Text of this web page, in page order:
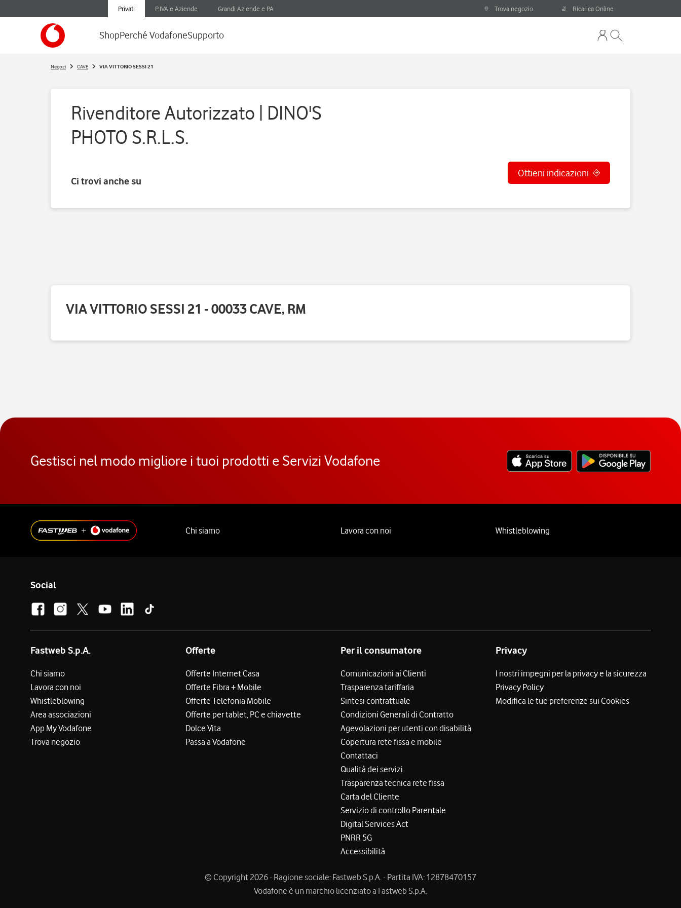
Privati P.IVA e Aziende Grandi Aziende e PA Trova negozio Ricarica Online
ShopPerché VodafoneSupporto
Negozi CAVE VIA VITTORIO SESSI 21
Rivenditore Autorizzato | DINO'S
PHOTO S.R.L.S.
Ci trovi anche su
Ottieni indicazioni
VIA VITTORIO SESSI 21 - 00033 CAVE, RM
Gestisci nel modo migliore i tuoi prodotti e Servizi Vodafone
Chi siamo Lavora con noi Whistleblowing
Social
Fastweb S.p.A.
Chi siamo
Lavora con noi
Whistleblowing
Area associazioni
App My Vodafone
Trova negozio
Offerte
Offerte Internet Casa
Offerte Fibra + Mobile
Offerte Telefonia Mobile
Offerte per tablet, PC e chiavette
Dolce Vita
Passa a Vodafone
Per il consumatore
Comunicazioni ai Clienti
Trasparenza tariffaria
Sintesi contrattuale
Condizioni Generali di Contratto
Agevolazioni per utenti con disabilità
Copertura rete fissa e mobile
Contattaci
Qualità dei servizi
Trasparenza tecnica rete fissa
Carta del Cliente
Servizio di controllo Parentale
Digital Services Act
PNRR 5G
Accessibilità
Privacy
I nostri impegni per la privacy e la sicurezza
Privacy Policy
Modifica le tue preferenze sui Cookies
© Copyright 2026 - Ragione sociale: Fastweb S.p.A. - Partita IVA: 12878470157
Vodafone è un marchio licenziato a Fastweb S.p.A.